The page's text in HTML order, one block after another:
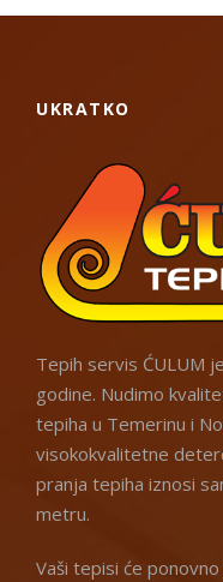
UKRATKO
Tepih servis ĆULUM
godine. Nudimo
tepiha u Temerinu i
visokokvalitetne
pranja tepiha iznosi
metru.
Vaši tepisi će